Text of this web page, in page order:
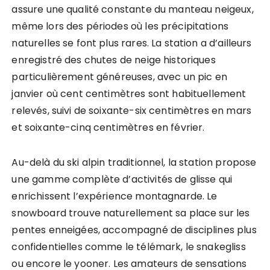
assure une qualité constante du manteau neigeux,
même lors des périodes où les précipitations
naturelles se font plus rares. La station a d’ailleurs
enregistré des chutes de neige historiques
particulièrement généreuses, avec un pic en
janvier où cent centimètres sont habituellement
relevés, suivi de soixante-six centimètres en mars
et soixante-cinq centimètres en février.
Au-delà du ski alpin traditionnel, la station propose
une gamme complète d’activités de glisse qui
enrichissent l’expérience montagnarde. Le
snowboard trouve naturellement sa place sur les
pentes enneigées, accompagné de disciplines plus
confidentielles comme le télémark, le snakegliss
ou encore le yooner. Les amateurs de sensations